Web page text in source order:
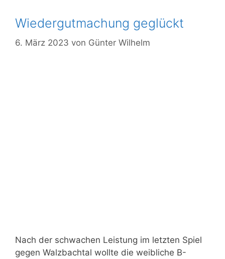
Wiedergutmachung geglückt
6. März 2023 von Günter Wilhelm
Nach der schwachen Leistung im letzten Spiel
gegen Walzbachtal wollte die weibliche B-